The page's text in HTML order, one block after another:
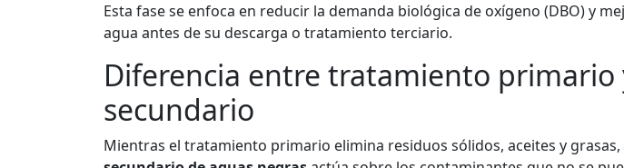
Esta fase se enfoca en reducir la demanda biológica de oxígeno (DBO) y
agua antes de su descarga o tratamiento terciario.
Diferencia entre tratamiento primario
secundario
Mientras el tratamiento primario elimina residuos sólidos, aceites y grasas,